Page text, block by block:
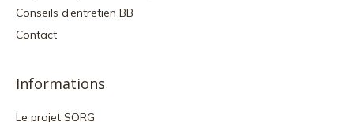
Conseils d’entretien BB
Contact
Informations
Le projet SORG